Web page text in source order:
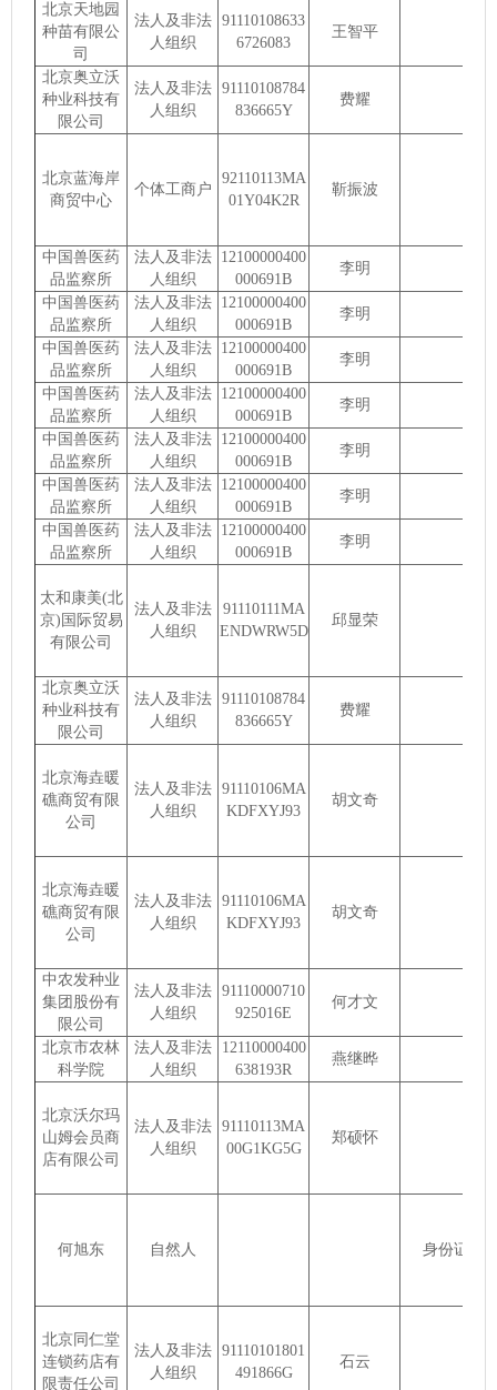
北京天地园
种苗有限公
司
法人及非法
人组织
91110108633
6726083
王智平
北京奥立沃
种业科技有
限公司
法人及非法
人组织
91110108784
836665Y
费耀
北京蓝海岸
商贸中心
个体工商户
92110113MA
01Y04K2R
靳振波
中国兽医药
品监察所
法人及非法
人组织
12100000400
000691B
李明
中国兽医药
品监察所
法人及非法
人组织
12100000400
000691B
李明
中国兽医药
品监察所
法人及非法
人组织
12100000400
000691B
李明
中国兽医药
品监察所
法人及非法
人组织
12100000400
000691B
李明
中国兽医药
品监察所
法人及非法
人组织
12100000400
000691B
李明
中国兽医药
品监察所
法人及非法
人组织
12100000400
000691B
李明
中国兽医药
品监察所
法人及非法
人组织
12100000400
000691B
李明
太和康美(北
京)国际贸易
有限公司
法人及非法
人组织
91110111MA
ENDWRW5D
邱显荣
北京奥立沃
种业科技有
限公司
法人及非法
人组织
91110108784
836665Y
费耀
北京海垚暖
礁商贸有限
公司
法人及非法
人组织
91110106MA
KDFXYJ93
胡文奇
北京海垚暖
礁商贸有限
公司
法人及非法
人组织
91110106MA
KDFXYJ93
胡文奇
中农发种业
集团股份有
限公司
法人及非法
人组织
91110000710
925016E
何才文
北京市农林
科学院
法人及非法
人组织
12110000400
638193R
燕继晔
北京沃尔玛
山姆会员商
店有限公司
法人及非法
人组织
91110113MA
00G1KG5G
郑硕怀
何旭东 自然人 身份证
北京同仁堂
连锁药店有
限责任公司
法人及非法
人组织
91110101801
491866G
石云